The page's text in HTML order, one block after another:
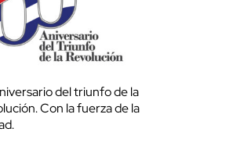
del triunfo de la
Con la fuerza de la